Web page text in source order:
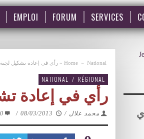
EMPLOI FORUM SERVICES
Home » National
» رأي في إعادة تشكيل لجنة
NATIONAL / RÉGIONAL
رأي في إعادة
محمد علال /
08/03/2013
/
0